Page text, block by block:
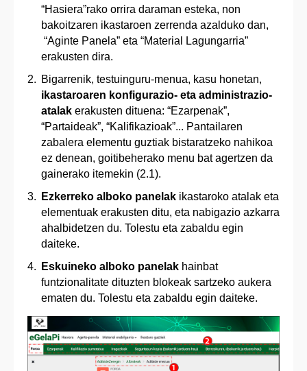
“Hasiera”rako orrira daraman esteka, non
bakoitzaren ikastaroen zerrenda azalduko dan,
“Aginte Panela” eta “Material Lagungarria”
erakusten dira.
Bigarrenik, testuinguru-menua, kasu honetan,
ikastaroaren konfigurazio- eta administrazio-
atalak erakusten dituena: “Ezarpenak”,
“Partaideak”, “Kalifikazioak”... Pantailaren
zabalera elementu guztiak bistaratzeko nahikoa
ez denean, goitibeherako menu bat agertzen da
gainerako itemekin (2.1).
Ezkerreko alboko panelak ikastaroko atalak eta
elementuak erakusten ditu, eta nabigazio azkarra
ahalbidetzen du. Tolestu eta zabaldu egin
daiteke.
Eskuineko alboko panelak hainbat
funtzionalitate dituzten blokeak sartzeko aukera
ematen du. Tolestu eta zabaldu egin daiteke.